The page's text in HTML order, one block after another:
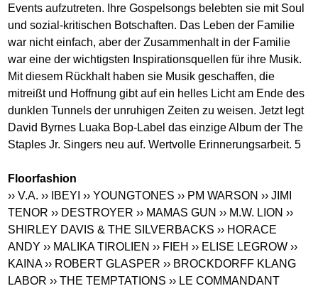
Events aufzutreten. Ihre Gospelsongs belebten sie mit Soul
und sozial-kritischen Botschaften. Das Leben der Familie
war nicht einfach, aber der Zusammenhalt in der Familie
war eine der wichtigsten Inspirationsquellen für ihre Musik.
Mit diesem Rückhalt haben sie Musik geschaffen, die
mitreißt und Hoffnung gibt auf ein helles Licht am Ende des
dunklen Tunnels der unruhigen Zeiten zu weisen. Jetzt legt
David Byrnes Luaka Bop-Label das einzige Album der The
Staples Jr. Singers neu auf. Wertvolle Erinnerungsarbeit. 5
Floorfashion
›› V.A. ›› IBEYI ›› YOUNGTONES ›› PM WARSON ›› JIMI
TENOR ›› DESTROYER ›› MAMAS GUN ›› M.W. LION ››
SHIRLEY DAVIS & THE SILVERBACKS ›› HORACE
ANDY ›› MALIKA TIROLIEN ›› FIEH ›› ELISE LEGROW ››
KAINA ›› ROBERT GLASPER ›› BROCKDORFF KLANG
LABOR›› THE TEMPTATIONS ›› LE COMMANDANT